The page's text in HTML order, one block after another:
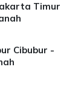
Timur
Cibubur -